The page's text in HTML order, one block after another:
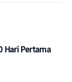
Hari Pertama